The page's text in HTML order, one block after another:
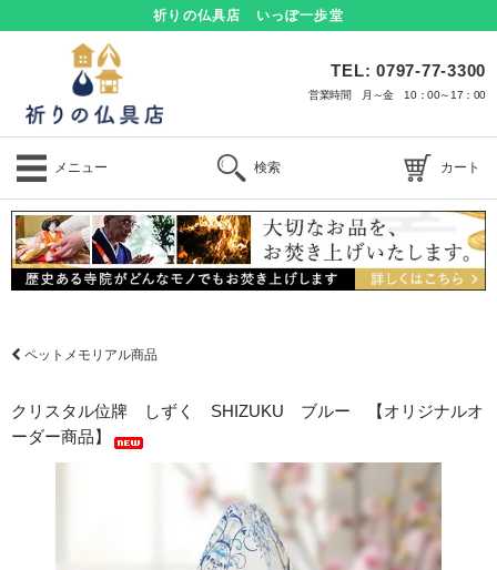
祈りの仏具店 いっぽ一歩堂
TEL: 0797-77-3300
営業時間 月～金 10：00～17：00
メニュー 検索 カート
ペットメモリアル商品
クリスタル位牌 しずく SHIZUKU ブルー 【オリジナルオ
ーダー商品】